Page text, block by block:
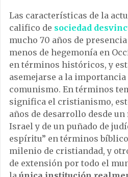
Las características de la
califico de sociedad
mucho 70 años de
menos de hegemonía en
en términos históricos, y
asemejarse a la
comunismo. En términos
significa el cristianismo,
años de desarrollo desde
Israel y de un puñado de
espíritu” en términos
milenio de cristiandad, y
de extensión por todo el